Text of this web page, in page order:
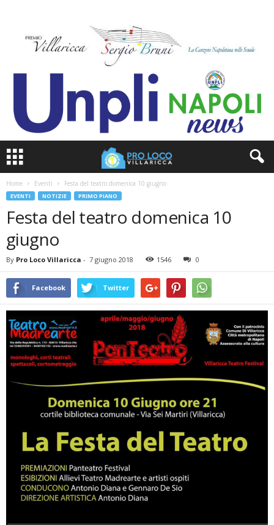
Home Eventi Festa del teatro domenica 10 giugno
EVENTI NOTIZIE PRIMO PIANO
Festa del teatro domenica 10
giugno
By Pro Loco Villaricca - 7 giugno 2018 1546 0
Facebook Twitter